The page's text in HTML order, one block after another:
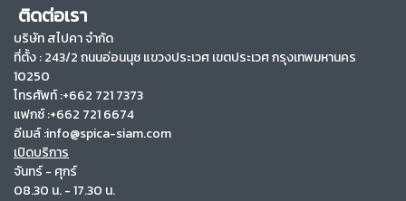
ติดต่อเรา
บริษัท สไปคา จำกัด
ที่ตั้ง :243/2 ถนนอ่อนนุช แขวงประเวศ เขตประเวศ กรุงเทพมหานคร
10250
โทรศัพท์ :+662 721 7373
แฟกซ์ :+662 721 6674
อีเมล์ :info@spica-siam.com
เปิดบริการ
จันทร์ - ศุกร์
08.30 น. - 17.30 น.